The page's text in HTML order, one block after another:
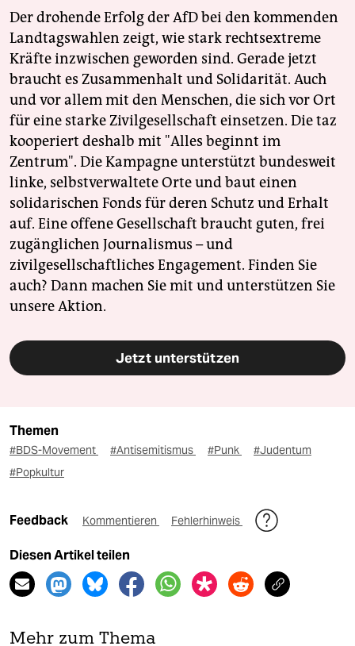
Der drohende Erfolg der AfD bei den kommenden
Landtagswahlen zeigt, wie stark rechtsextreme
Kräfte inzwischen geworden sind. Gerade jetzt
braucht es Zusammenhalt und Solidarität. Auch
und vor allem mit den Menschen, die sich vor Ort
für eine starke Zivilgesellschaft einsetzen. Die taz
kooperiert deshalb mit "Alles beginnt im
Zentrum". Die Kampagne unterstützt bundesweit
linke, selbstverwaltete Orte und baut einen
solidarischen Fonds für deren Schutz und Erhalt
auf. Eine offene Gesellschaft braucht guten, frei
zugänglichen Journalismus – und
zivilgesellschaftliches Engagement. Finden Sie
auch? Dann machen Sie mit und unterstützen Sie
unsere Aktion.
Jetzt unterstützen
Themen
#BDS-Movement #Antisemitismus #Punk
#Judentum
#Popkultur
Feedback Kommentieren Fehlerhinweis
Diesen Artikel teilen
Mehr zum Thema